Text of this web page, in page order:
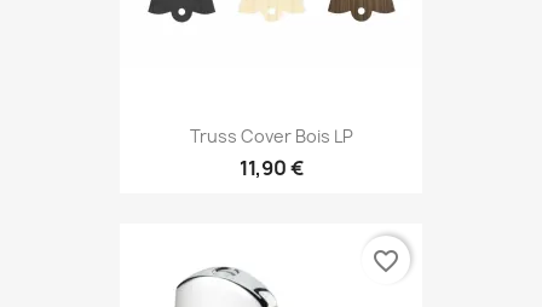
Truss Cover Bois LP
11,90 €
favorite_border